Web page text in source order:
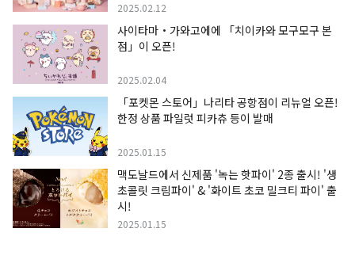
2025.02.12
사이타마・가와고에에 「치이카와 모구모구 본
점」이 오픈!
2025.02.04
「포켓몬 스토어」나리타 공항점이 리뉴얼 오픈!
한정 상품 파일럿 피카츄 등이 발매
2025.01.15
맥도날드에서 신제품 '녹는 핫파이' 2종 출시! '생
초콜릿 크림파이' & '화이트 초코 밀크티 파이' 출
시!
2025.01.15